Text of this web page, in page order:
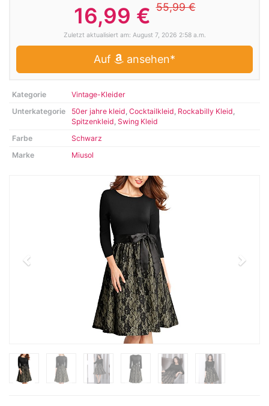
16,99 €55,99 €
Zuletzt aktualisiert am: August 7, 2026 2:58 a.m.
Auf ansehen*
Kategorie
Vintage-Kleider
Unterkategorie
50er jahre kleid, Cocktailkleid, Rockabilly Kleid,
Spitzenkleid, Swing Kleid
Farbe
Schwarz
Marke
Miusol